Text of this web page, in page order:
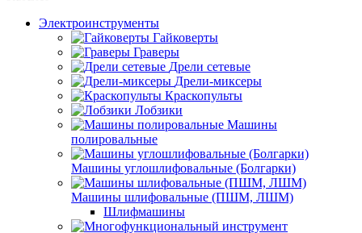
Электроинструменты
Гайковерты
Граверы
Дрели сетевые
Дрели-миксеры
Краскопульты
Лобзики
Машины
полировальные
Машины углошлифовальные (Болгарки)
Машины шлифовальные (ПШМ, ЛШМ)
Шлифмашины